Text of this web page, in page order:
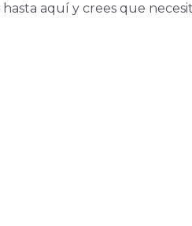
aquí y crees que